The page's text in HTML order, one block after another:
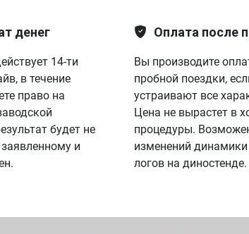
денег
14-ти
в течение
право на
будет не
и
Оплата после
Вы производите
пробной поездки,
устраивают все
Цена не вырастет в
процедуры.
изменений динамики
логов на диностенде.